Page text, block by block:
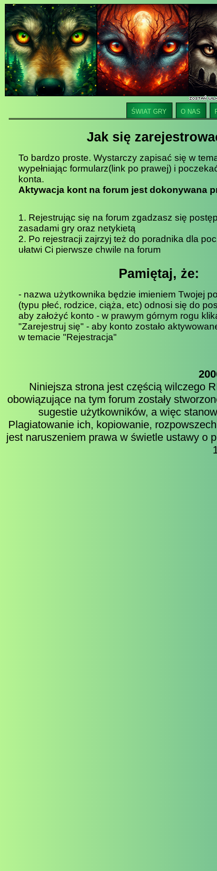
ŚWIAT GRY O NAS
Jak się
To bardzo proste. Wystarczy zapisać się w
wypełniając formularz(link po prawej) i
konta.
Aktywacja kont na forum jest dokonywana
1. Rejestrując się na forum zgadzasz się
zasadami gry oraz netykietą
2. Po rejestracji zajrzyj też do poradnika dla
ułatwi Ci pierwsze chwile na forum
Pamiętaj, że:
- nazwa użytkownika będzie imieniem Twojej
(typu płeć, rodzice, ciąża, etc) odnosi się do
aby założyć konto - w prawym górnym rogu
"Zarejestruj się" - aby konto zostało
w temacie "Rejestracja"
Niniejsza strona jest częścią wilczego
obowiązujące na tym forum zostały
sugestie użytkowników, a więc
Plagiatowanie ich, kopiowanie,
jest naruszeniem prawa w świetle ustawy o